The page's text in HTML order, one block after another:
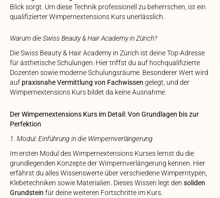
Blick sorgt. Um diese Technik professionell zu beherrschen, ist ein
qualifizierter Wimpernextensions Kurs unerlässlich.
Warum die Swiss Beauty & Hair Academy in Zürich?
Die Swiss Beauty & Hair Academy in Zürich ist deine Top-Adresse
für ästhetische Schulungen. Hier triffst du auf hochqualifizierte
Dozenten sowie moderne Schulungsräume. Besonderer Wert wird
auf praxisnahe Vermittlung von Fachwissen gelegt, und der
Wimpernextensions Kurs bildet da keine Ausnahme.
Der Wimpernextensions Kurs im Detail: Von Grundlagen bis zur
Perfektion
1. Modul: Einführung in die Wimpernverlängerung
Im ersten Modul des Wimpernextensions Kurses lernst du die
grundlegenden Konzepte der Wimpernverlängerung kennen. Hier
erfährst du alles Wissenswerte über verschiedene Wimperntypen,
Klebetechniken sowie Materialien. Dieses Wissen legt den soliden
Grundstein für deine weiteren Fortschritte im Kurs.